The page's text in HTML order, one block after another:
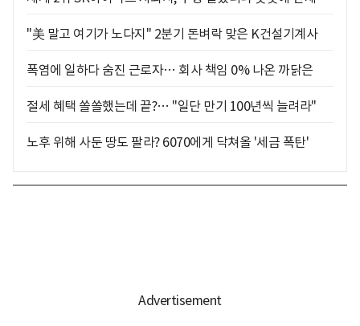
"美 말고 여기가 노다지" 2분기 돈벼락 맞은 K건설기계사
폭염에 일하다 숨진 근로자… 회사 책임 0% 나온 까닭은
절세 혜택 쏠쏠했는데 끝?… "일단 만기 100년씩 늘려라"
노후 위해 사둔 땅도 팔라? 6070에게 닥쳐올 '세금 폭탄'